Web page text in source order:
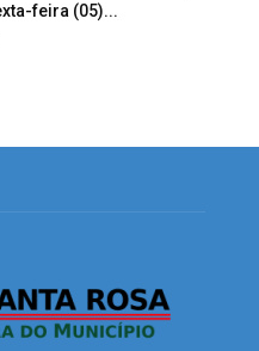
feira (05)...